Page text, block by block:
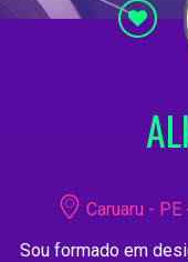
Caruaru -
Sou formado em